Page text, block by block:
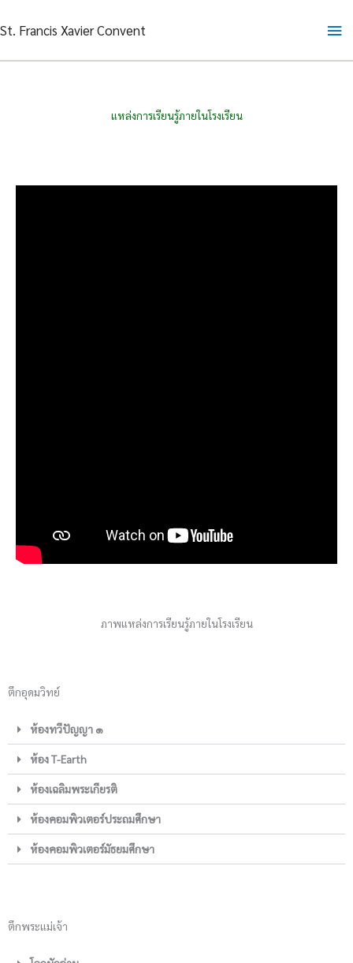
to
St. Francis Xavier Convent
แหล่งการเรียนรู้ภายในโรงเรียน
ภาพแหล่งการเรียนรู้ภายในโรงเรียน
ตึกอุดมวิทย์
ห้องทวีปัญญา ๑
ห้อง T-Earth
ห้องเฉลิมพระเกียรติ
ห้องคอมพิวเตอร์ประถมศึกษา
ห้องคอมพิวเตอร์มัธยมศึกษา
ตึกพระแม่เจ้า